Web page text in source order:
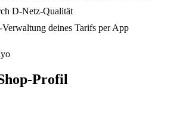
D-Netz-Qualität
deines Tarifs per App
Profil